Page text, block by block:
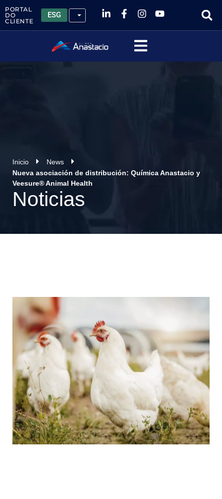
PORTAL
DO
CLIENTE
ESG
Inicio
News
Nueva asociación de distribución: Química Anastacio y
Veesure® Animal Health
Noticias